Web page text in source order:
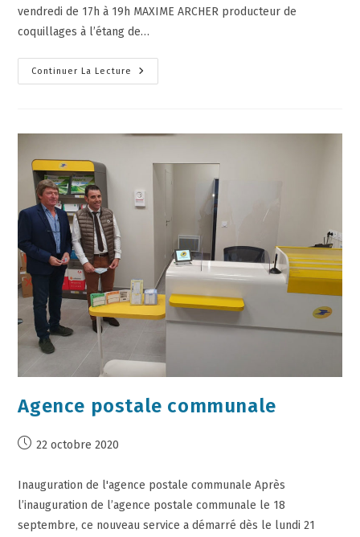
vendredi de 17h à 19h MAXIME ARCHER producteur de
coquillages à l’étang de…
Continuer La Lecture
Agence postale communale
22 octobre 2020
Inauguration de l'agence postale communale Après
l’inauguration de l’agence postale communale le 18
septembre, ce nouveau service a démarré dès le lundi 21